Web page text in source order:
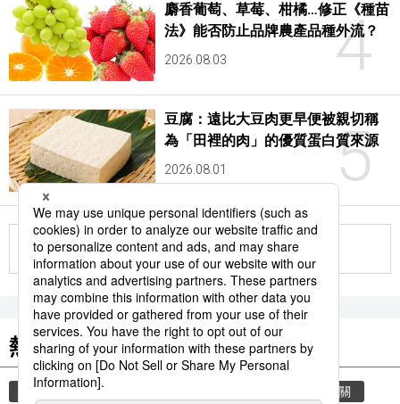
4
麝香葡萄、草莓、柑橘…修正《種苗
法》能否防止品牌農產品種外流？
2026.08.03
5
豆腐：遠比大豆肉更早便被親切稱
為「田裡的肉」的優質蛋白質來源
2026.08.01
更多
熱門關鍵詞
歷史 教育 玄關